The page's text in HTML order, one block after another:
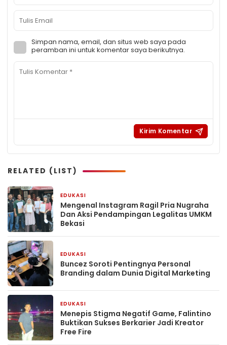
Simpan nama, email, dan situs web saya pada
peramban ini untuk komentar saya berikutnya.
RELATED (LIST)
EDUKASI
Mengenal Instagram Ragil Pria Nugraha
Dan Aksi Pendampingan Legalitas UMKM
Bekasi
EDUKASI
‎Buncez Soroti Pentingnya Personal
Branding dalam Dunia Digital Marketing
EDUKASI
Menepis Stigma Negatif Game, Falintino
Buktikan Sukses Berkarier Jadi Kreator
Free Fire